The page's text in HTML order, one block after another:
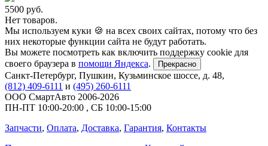
5500 руб.
Нет товаров.
Мы используем куки 🍪 на всех своих сайтах, потому что без
них некоторые функции сайта не будут работать.
Вы можете посмотреть как включить поддержку cookie для
своего браузера в помощи Яндекса. Прекрасно
Санкт-Петербург, Пушкин, Кузьминское шоссе, д. 48,
(812) 409-6111 и (495) 260-6111
ООО СмартАвто 2006-2026
ПН-ПТ 10:00-20:00 , СБ 10:00-15:00
Запчасти, Оплата, Доставка, Гарантия, Контакты